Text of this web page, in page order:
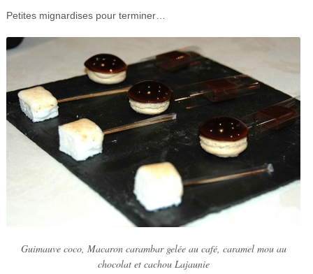
Petites mignardises pour terminer…
Guimauve coco, Macaron carambar gelée au café, caramel mou au
chocolat et cachou Lajaunie